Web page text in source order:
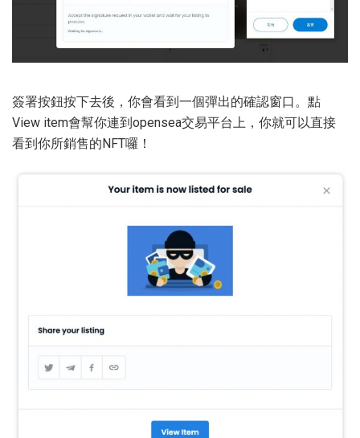
簽署按鈕按下去後，你會看到一個彈出的確認窗口。點
View item會幫你連到opensea交易平台上，你就可以直接
看到你所銷售的NFT囉！